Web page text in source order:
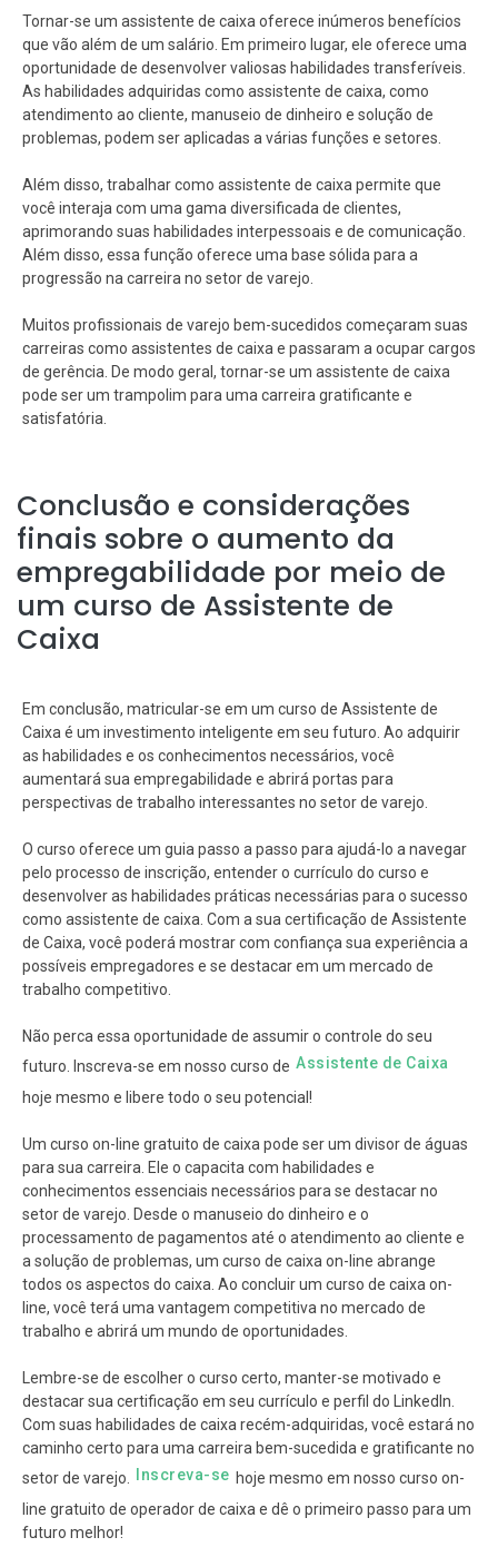
Tornar-se um assistente de caixa oferece inúmeros benefícios
que vão além de um salário. Em primeiro lugar, ele oferece uma
oportunidade de desenvolver valiosas habilidades transferíveis.
As habilidades adquiridas como assistente de caixa, como
atendimento ao cliente, manuseio de dinheiro e solução de
problemas, podem ser aplicadas a várias funções e setores.
Além disso, trabalhar como assistente de caixa permite que
você interaja com uma gama diversificada de clientes,
aprimorando suas habilidades interpessoais e de comunicação.
Além disso, essa função oferece uma base sólida para a
progressão na carreira no setor de varejo.
Muitos profissionais de varejo bem-sucedidos começaram suas
carreiras como assistentes de caixa e passaram a ocupar cargos
de gerência. De modo geral, tornar-se um assistente de caixa
pode ser um trampolim para uma carreira gratificante e
satisfatória.
Conclusão e considerações
finais sobre o aumento da
empregabilidade por meio de
um curso de Assistente de
Caixa
Em conclusão, matricular-se em um curso de Assistente de
Caixa é um investimento inteligente em seu futuro. Ao adquirir
as habilidades e os conhecimentos necessários, você
aumentará sua empregabilidade e abrirá portas para
perspectivas de trabalho interessantes no setor de varejo.
O curso oferece um guia passo a passo para ajudá-lo a navegar
pelo processo de inscrição, entender o currículo do curso e
desenvolver as habilidades práticas necessárias para o sucesso
como assistente de caixa. Com a sua certificação de Assistente
de Caixa, você poderá mostrar com confiança sua experiência a
possíveis empregadores e se destacar em um mercado de
trabalho competitivo.
Não perca essa oportunidade de assumir o controle do seu
futuro. Inscreva-se em nosso curso de Assistente de Caixa
hoje mesmo e libere todo o seu potencial!
Um curso on-line gratuito de caixa pode ser um divisor de águas
para sua carreira. Ele o capacita com habilidades e
conhecimentos essenciais necessários para se destacar no
setor de varejo. Desde o manuseio do dinheiro e o
processamento de pagamentos até o atendimento ao cliente e
a solução de problemas, um curso de caixa on-line abrange
todos os aspectos do caixa. Ao concluir um curso de caixa on-
line, você terá uma vantagem competitiva no mercado de
trabalho e abrirá um mundo de oportunidades.
Lembre-se de escolher o curso certo, manter-se motivado e
destacar sua certificação em seu currículo e perfil do LinkedIn.
Com suas habilidades de caixa recém-adquiridas, você estará no
caminho certo para uma carreira bem-sucedida e gratificante no
setor de varejo.
Inscreva-se hoje mesmo em nosso curso on-
line gratuito de operador de caixa e dê o primeiro passo para um
futuro melhor!